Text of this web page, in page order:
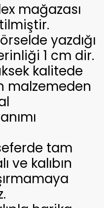
mağazası
yazdığı
1 cm dir.
kalitede
malzemeden
tam
ve kalıbın